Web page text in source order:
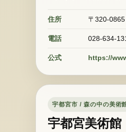
住所 〒320-
電話 028-634-
公式 https://
宇都宮市 / 森の中の美術
宇都宮美術館